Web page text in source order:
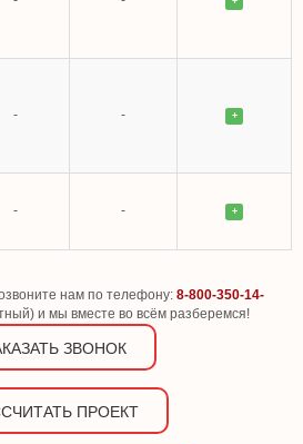
- - +
- - +
нам по телефону: 8-800-350-14-
и мы вместе во всём разберемся!
ЗВОНОК
ПРОЕКТ